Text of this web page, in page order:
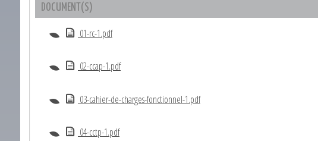
DOCUMENT(S)
01-rc-1.pdf
02-ccap-1.pdf
03-cahier-de-charges-fonctionnel-1.pdf
04-cctp-1.pdf